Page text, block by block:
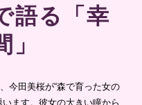
語る「幸
今田美桜が“森で育った女の
ます。彼女の大きい瞳から